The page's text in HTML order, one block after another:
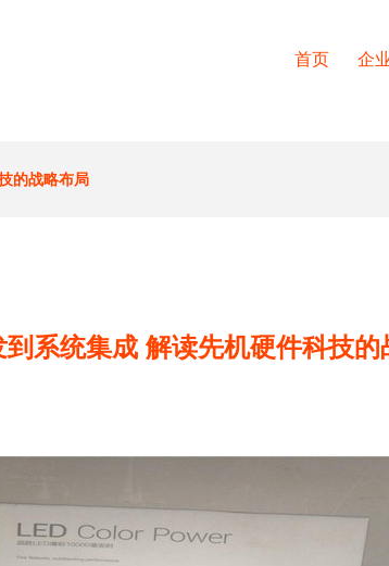
首页 企
的战略布局
到系统集成 解读先机硬件科技的